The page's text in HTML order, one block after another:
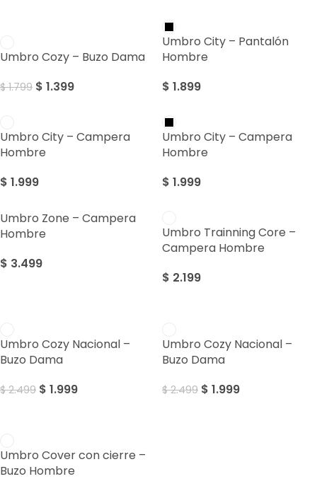
Umbro Cozy – Buzo Dama
$1.799 $ 1.399
Umbro City – Pantalón
Hombre
$ 1.899
Umbro City – Campera
Hombre
$ 1.999
Umbro City – Campera
Hombre
$ 1.999
Umbro Zone – Campera
Hombre
$ 3.499
Umbro Trainning Core –
Campera Hombre
$ 2.199
Umbro Cozy Nacional –
Buzo Dama
$2.499 $ 1.999
Umbro Cozy Nacional –
Buzo Dama
$2.499 $ 1.999
Umbro Cover con cierre –
Buzo Hombre